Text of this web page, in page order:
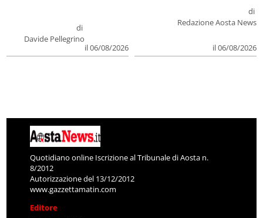
di
Davide Pellegrino
il 06/08/2026
di
Redazione Aosta News
il 06/08/2026
Quotidiano online Iscrizione al Tribunale di Aosta n.
8/2012
Autorizzazione del 13/12/2012
www.gazzettamatin.com
Editore